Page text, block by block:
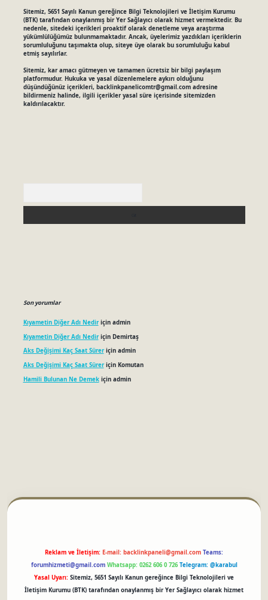
Sitemiz, 5651 Sayılı Kanun gereğince Bilgi Teknolojileri ve İletişim Kurumu
(BTK) tarafından onaylanmış bir Yer Sağlayıcı olarak hizmet vermektedir. Bu
nedenle, sitedeki içerikleri proaktif olarak denetleme veya araştırma
yükümlülüğümüz bulunmamaktadır. Ancak, üyelerimiz yazdıkları içeriklerin
sorumluluğunu taşımakta olup, siteye üye olarak bu sorumluluğu kabul
etmiş sayılırlar.
Sitemiz, kar amacı gütmeyen ve tamamen ücretsiz bir bilgi paylaşım
platformudur. Hukuka ve yasal düzenlemelere aykırı olduğunu
düşündüğünüz içerikleri, backlinkpanelicomtr@gmail.comadresine
bildirmeniz halinde, ilgili içerikler yasal süre içerisinde sitemizden
kaldırılacaktır.
Son yorumlar
Kıyametin Diğer Adı Nediriçin admin
Kıyametin Diğer Adı Nediriçin Demirtaş
Aks Değişimi Kaç Saat Süreriçin admin
Aks Değişimi Kaç Saat Süreriçin Komutan
Hamili Bulunan Ne Demekiçin admin
Reklam ve İletişim: E-mail: backlinkpaneli@gmail.com Teams:
forumhizmeti@gmail.com Whatsapp: 0262 606 0 726 Telegram: @karabul
Yasal Uyarı: Sitemiz, 5651 Sayılı Kanun gereğince Bilgi Teknolojileri ve
İletişim Kurumu (BTK) tarafından onaylanmış bir Yer Sağlayıcı olarak hizmet